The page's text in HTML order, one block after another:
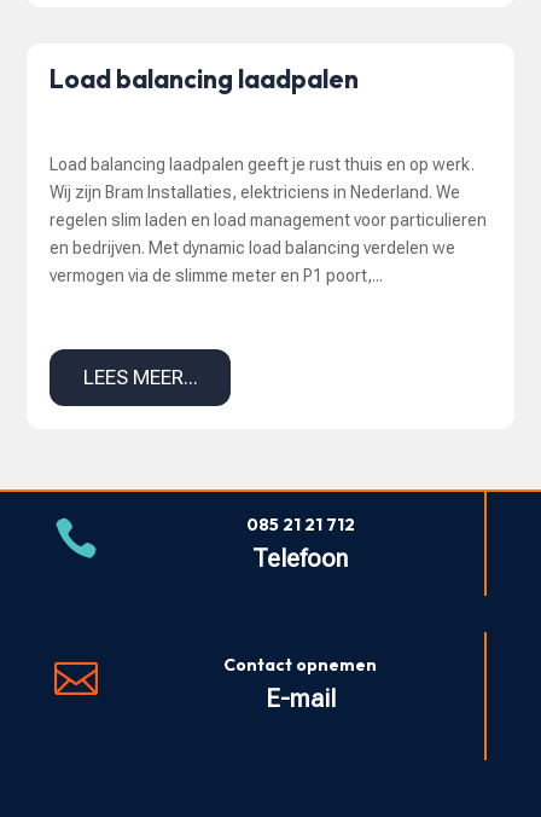
Load balancing laadpalen
Load balancing laadpalen geeft je rust thuis en op werk.
Wij zijn Bram Installaties, elektriciens in Nederland. We
regelen slim laden en load management voor particulieren
en bedrijven. Met dynamic load balancing verdelen we
vermogen via de slimme meter en P1 poort,...
LEES MEER...
 085 21 21 712
Telefoon
 Contact opnemen
E-mail